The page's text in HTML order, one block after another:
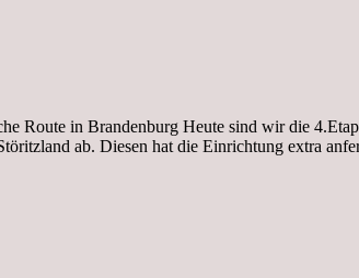
in Brandenburg Heute sind wir die
ab. Diesen hat die Einrichtung extra